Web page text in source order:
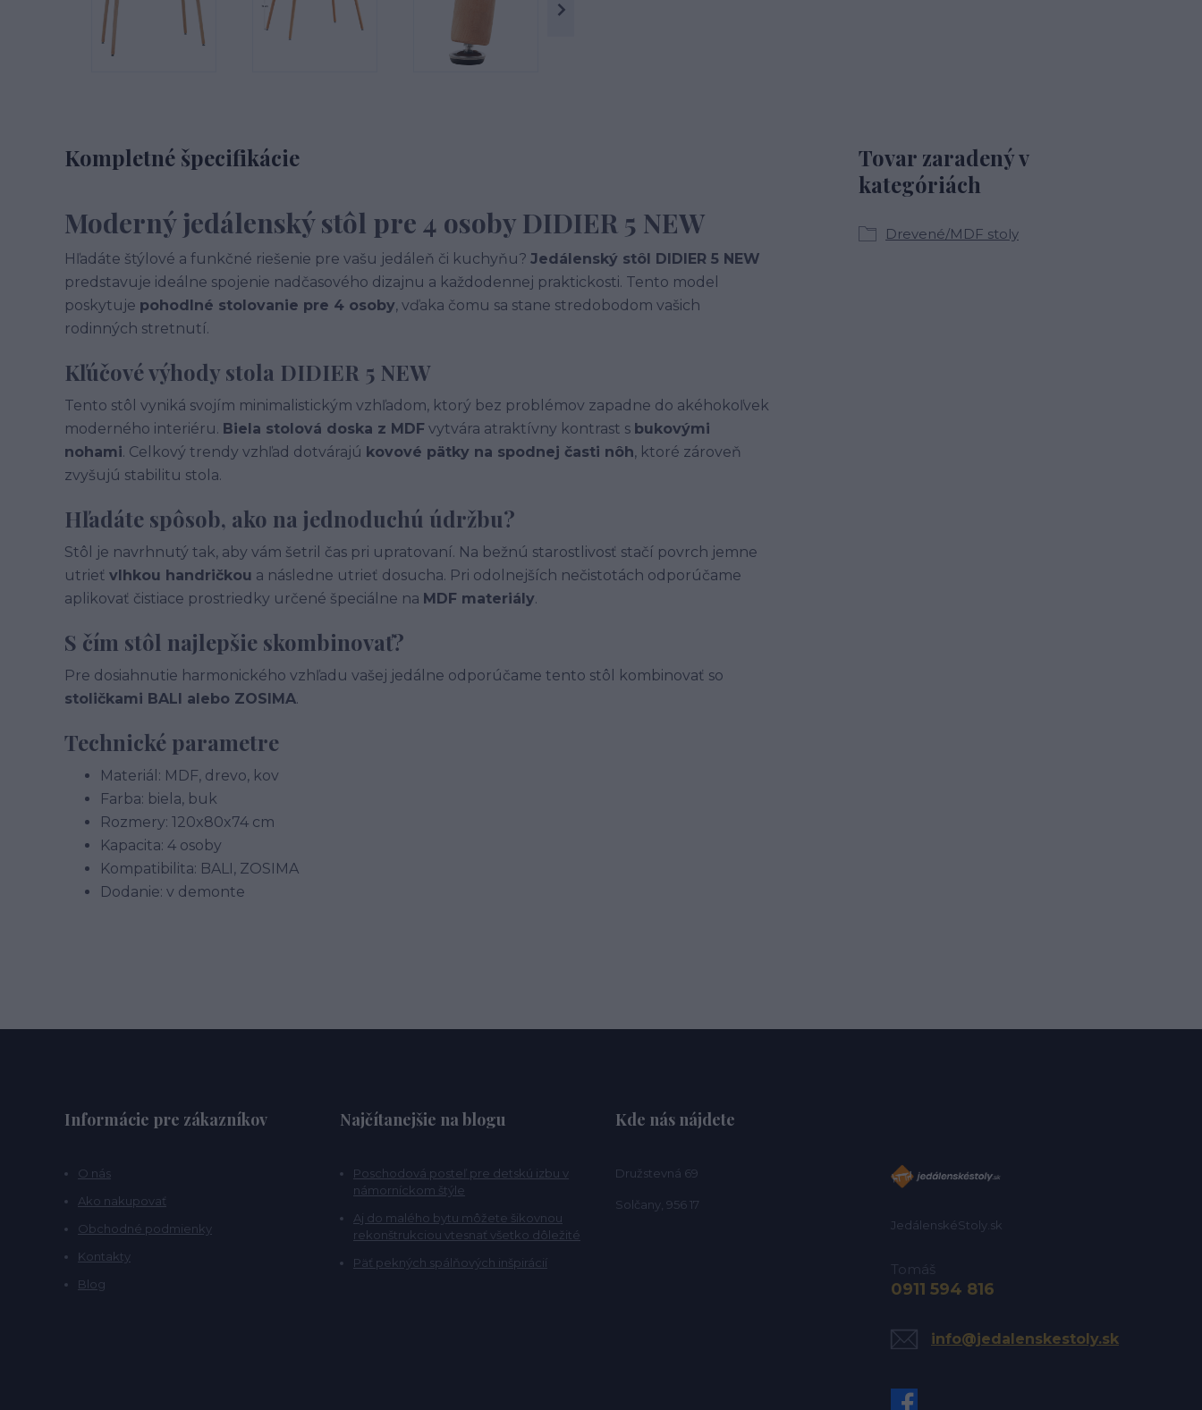
Kompletné špecifikácie
Moderný jedálenský stôl pre 4 osoby DIDIER 5 NEW
Hľadáte štýlové a funkčné riešenie pre vašu jedáleň či kuchyňu? Jedálenský stôl DIDIER 5 NEW
predstavuje ideálne spojenie nadčasového dizajnu a každodennej praktickosti. Tento model
poskytuje pohodlné stolovanie pre 4 osoby, vďaka čomu sa stane stredobodom vašich
rodinných stretnutí.
Kľúčové výhody stola DIDIER 5 NEW
Tento stôl vyniká svojím minimalistickým vzhľadom, ktorý bez problémov zapadne do akéhokoľvek
moderného interiéru. Biela stolová doska z MDF vytvára atraktívny kontrast s bukovými
nohami. Celkový trendy vzhľad dotvárajú kovové pätky na spodnej časti nôh, ktoré zároveň
zvyšujú stabilitu stola.
Hľadáte spôsob, ako na jednoduchú údržbu?
Stôl je navrhnutý tak, aby vám šetril čas pri upratovaní. Na bežnú starostlivosť stačí povrch jemne
utrieť vlhkou handričkou a následne utrieť dosucha. Pri odolnejších nečistotách odporúčame
aplikovať čistiace prostriedky určené špeciálne na MDF materiály.
S čím stôl najlepšie skombinovať?
Pre dosiahnutie harmonického vzhľadu vašej jedálne odporúčame tento stôl kombinovať so
stoličkami BALI alebo ZOSIMA.
Technické parametre
Materiál: MDF, drevo, kov
Farba: biela, buk
Rozmery: 120x80x74 cm
Kapacita: 4 osoby
Kompatibilita: BALI, ZOSIMA
Dodanie: v demonte
Tovar zaradený v
kategóriách
Drevené/MDF stoly
Informácie pre zákazníkov
O nás
Ako nakupovať
Obchodné podmienky
Kontakty
Blog
Najčítanejšie na blogu
Poschodová posteľ pre detskú izbu v
námorníckom štýle
Aj do malého bytu môžete šikovnou
rekonštrukciou vtesnať všetko dôležité
Päť pekných spálňových inšpirácií
Kde nás nájdete
Družstevná 69
Solčany, 956 17
JedálenskéStoly.sk
Tomáš
0911 594 816
info@jedalenskestoly.sk